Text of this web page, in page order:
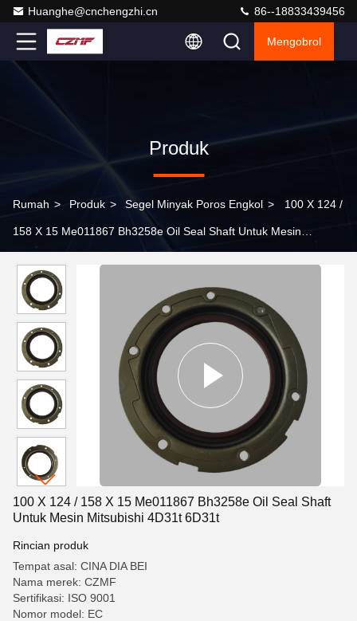
Huanghe@cnchengzhi.cn 86--18833439456
Mengobrol
Produk
Rumah > Produk > Segel Minyak Poros Engkol > 100 X 124 /
158 X 15 Me011867 Bh3258e Oil Seal Shaft Untuk Mesin
100 X 124 / 158 X 15 Me011867 Bh3258e Oil Seal Shaft
Untuk Mesin Mitsubishi 4D31t 6D31t
Rincian produk
Tempat asal: CINA DIA BEI
Nama merek: CZMF
Sertifikasi: ISO 9001
Nomor model: EC